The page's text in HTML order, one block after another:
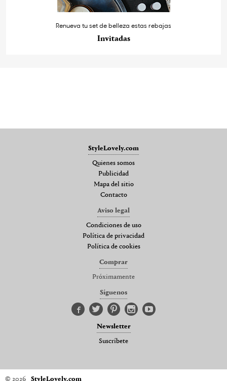
Renueva tu set de belleza estas rebajas
Invitadas
StyleLovely.com
Quienes somos
Publicidad
Mapa del sitio
Contacto
Aviso legal
Condiciones de uso
Política de privacidad
Política de cookies
Comprar
Próximamente
Síguenos
Newsletter
Suscríbete
© 2026 StyleLovely.com